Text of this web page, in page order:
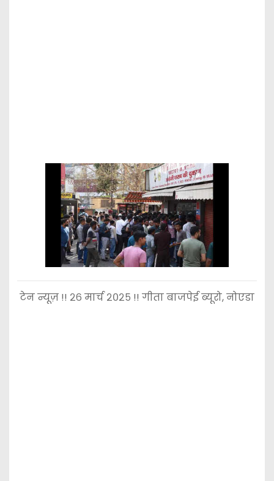
टेन न्यूज़ !! २६ मार्च २०२५ !! गीता बाजपेई ब्यूरो, नोएडा